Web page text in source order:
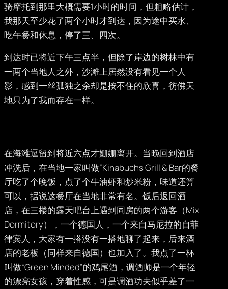
骑摩托到那里大概需要1小时的时间，但粗略估计，
我那天至少花了两个小时才到达，因为途中买水、
吃午餐和休息，停了三、四次。
到达时已将近下午三点半，但除了岸边的树林中有
一两个当地人之外，沙滩上居然没有看见一个人
影，感到一丝孤独之余却是按不住的欣喜，彷佛天
地只为了我而存在一样。
在海滩逗留到将近六点才姗姗离开。当晚回到酒店
冲洗后，在当地一家叫做“Kinabuchs Grill & Bar的餐
厅吃了个晚饭，点了个牛油虾和炒米粉，味道还算
可以，据说这餐厅在当地非常有名。饭后返回酒
店，在三楼的露天吧台上遇到同房的两个游客（Mix
Dormitory），一个德国人，一个来自马尼拉的自菲
律宾人，大家有一搭没有一搭地聊了起来，后来酒
店的老板（同样来自德国）也加入了。我点了一杯
叫做“Green Minded”的鸡尾酒，调酒师是一个年轻
的漂亮女孩，穿着性感，可是调酒功夫似乎差了一